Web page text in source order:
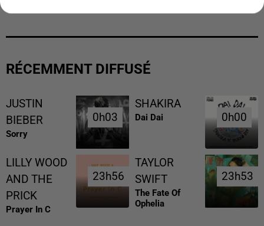
RÉCEMMENT DIFFUSÉ
JUSTIN
BIEBER
Sorry
0h03
0h03
SHAKIRA
Dai Dai 0h00
0h00
LILLY WOOD
AND THE
PRICK
Prayer In C
23h56
23h56
TAYLOR
SWIFT
The Fate Of
Ophelia
23h53
23h53